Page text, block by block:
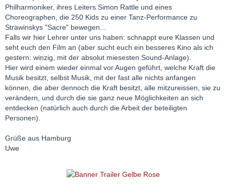
Philharmoniker, ihres Leiters Simon Rattle und eines
Choreographen, die 250 Kids zu einer Tanz-Performance zu
Strawinskys "Sacre" bewegen...
Falls wir hier Lehrer unter uns haben: schnappt eure Klassen und
seht euch den Film an (aber sucht euch ein besseres Kino als ich
gestern: winzig, mit der absolut miesesten Sound-Anlage).
Hier wird einem wieder einmal vor Augen geführt, welche Kraft die
Musik besitzt, selbst Musik, mit der fast alle nichts anfangen
können, die aber dennoch die Kraft besitzt, alle mitzureissen, sie zu
verändern, und durch die sie ganz neue Möglichkeiten an sich
entdecken (natürlich auch durch die Arbeit der beteiligten
Personen).
Grüße aus Hamburg
Uwe